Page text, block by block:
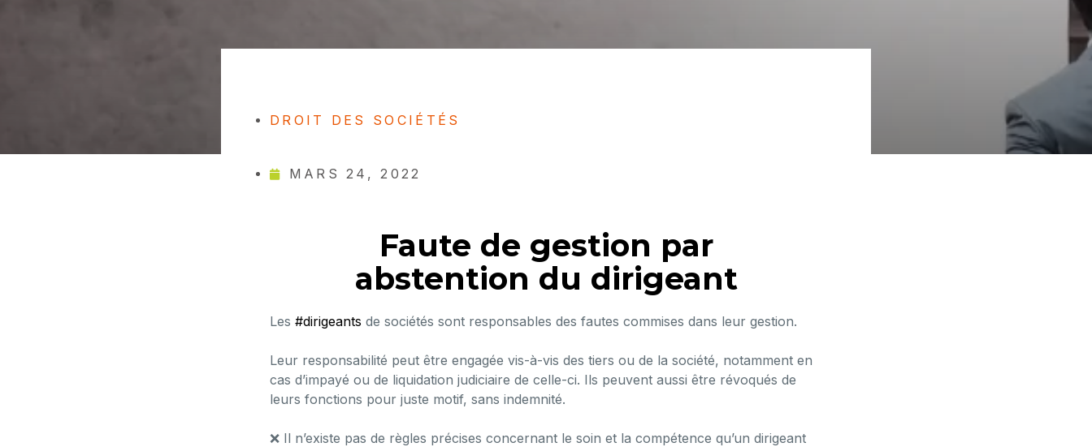
DROIT DES SOCIÉTÉS
MARS 24, 2022
Faute de gestion par
abstention du dirigeant
Les #dirigeants de sociétés sont responsables des fautes commises dans leur gestion.
Leur responsabilité peut être engagée vis-à-vis des tiers ou de la société, notamment en
cas d’impayé ou de liquidation judiciaire de celle-ci. Ils peuvent aussi être révoqués de
leurs fonctions pour juste motif, sans indemnité.
❌ Il n’existe pas de règles précises concernant le soin et la compétence qu’un dirigeant